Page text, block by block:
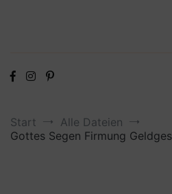
Start
Alle Dateien
Gottes Segen Firmung